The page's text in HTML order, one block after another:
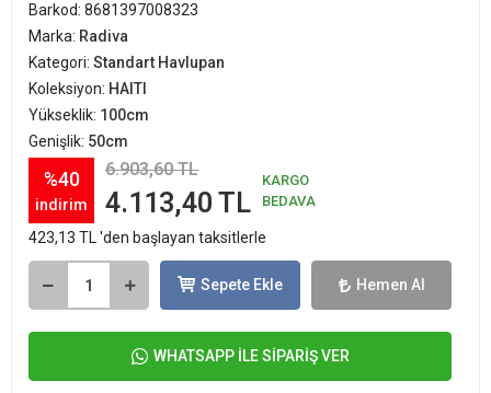
Barkod: 8681397008323
Marka: Radiva
Kategori: Standart Havlupan
Koleksiyon: HAITI
Yükseklik: 100cm
Genişlik: 50cm
%40
indirim
6.903,60 TL
4.113,40 TL
KARGO
BEDAVA
423,13 TL 'den başlayan taksitlerle
Sepete Ekle Hemen Al
WHATSAPP İLE SİPARİŞ VER